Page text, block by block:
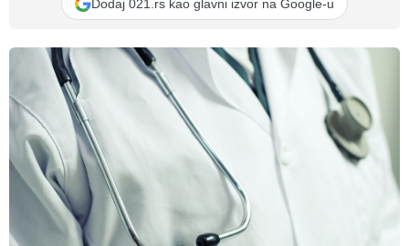
Dodaj 021.rs kao glavni izvor na Google-u